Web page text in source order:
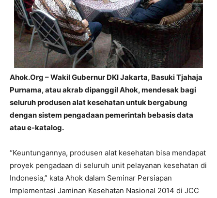
Ahok.Org – Wakil Gubernur DKI Jakarta, Basuki Tjahaja
Purnama, atau akrab dipanggil Ahok, mendesak bagi
seluruh produsen alat kesehatan untuk bergabung
dengan sistem pengadaan pemerintah bebasis data
atau e-katalog.
“Keuntungannya, produsen alat kesehatan bisa mendapat
proyek pengadaan di seluruh unit pelayanan kesehatan di
Indonesia,” kata Ahok dalam Seminar Persiapan
Implementasi Jaminan Kesehatan Nasional 2014 di JCC